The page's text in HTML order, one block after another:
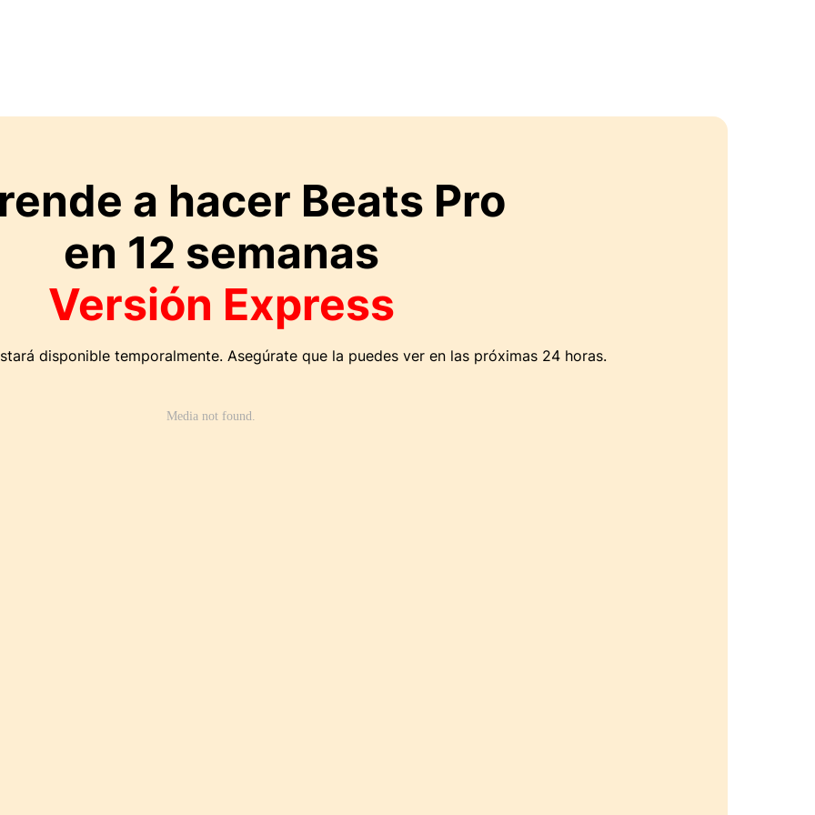
a hacer Beats Pro
en 12 semanas
Versión Express
disponible temporalmente. Asegúrate que la puedes ver en las próximas 24 horas.